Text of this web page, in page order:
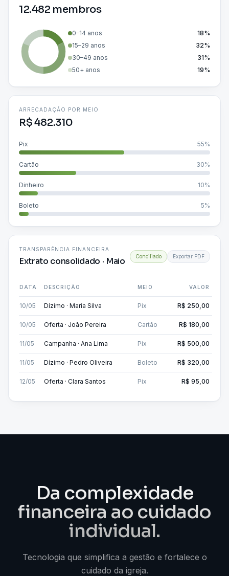
12.482 membros
0–14 anos
18%
15–29 anos
32%
30–49 anos
31%
50+ anos
19%
ARRECADAÇÃO POR MEIO
R$ 482.310
Pix 55%
Cartão 30%
Dinheiro 10%
Boleto 5%
TRANSPARÊNCIA FINANCEIRA
Extrato consolidado · Maio Conciliado Exportar PDF
DATA DESCRIÇÃO MEIO VALOR
10/05 Dízimo · Maria Silva Pix R$ 250,00
10/05 Oferta · João Pereira Cartão R$ 180,00
11/05 Campanha · Ana Lima Pix R$ 500,00
11/05 Dízimo · Pedro Oliveira Boleto R$ 320,00
12/05 Oferta · Clara Santos Pix R$ 95,00
Da complexidade
financeira ao cuidado
individual.
Tecnologia que simplifica a gestão e fortalece o
cuidado da igreja.